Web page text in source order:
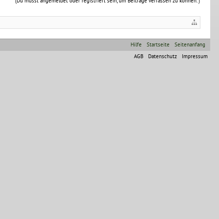
Hilfe Startseite
Seitenanfang
AGB
Datenschutz Impressum